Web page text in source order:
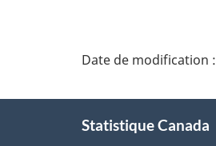
Date de modification :
Statistique Canada